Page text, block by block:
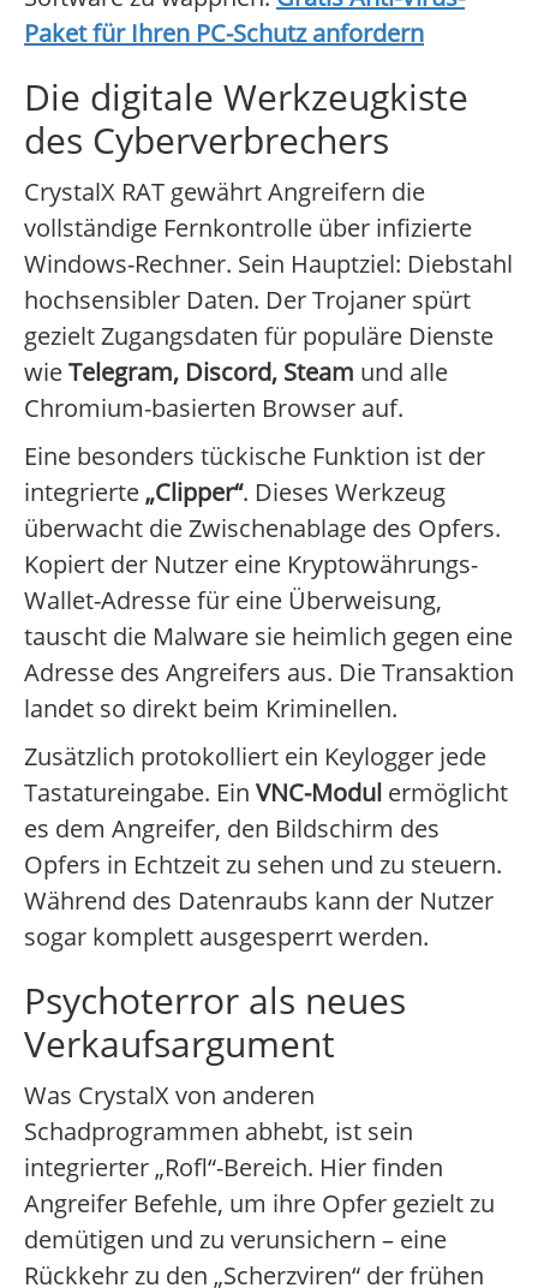
Paket für Ihren PC-Schutz anfordern
Die digitale Werkzeugkiste
des Cyberverbrechers
CrystalX RAT gewährt Angreifern die
vollständige Fernkontrolle über infizierte
Windows-Rechner. Sein Hauptziel: Diebstahl
hochsensibler Daten. Der Trojaner spürt
gezielt Zugangsdaten für populäre Dienste
wieTelegram, Discord, Steam und alle
Chromium-basierten Browser auf.
Eine besonders tückische Funktion ist der
integrierte „Clipper“. Dieses Werkzeug
überwacht die Zwischenablage des Opfers.
Kopiert der Nutzer eine Kryptowährungs-
Wallet-Adresse für eine Überweisung,
tauscht die Malware sie heimlich gegen eine
Adresse des Angreifers aus. Die Transaktion
landet so direkt beim Kriminellen.
Zusätzlich protokolliert ein Keylogger jede
Tastatureingabe. Ein VNC-Modul ermöglicht
es dem Angreifer, den Bildschirm des
Opfers in Echtzeit zu sehen und zu steuern.
Während des Datenraubs kann der Nutzer
sogar komplett ausgesperrt werden.
Psychoterror als neues
Verkaufsargument
Was CrystalX von anderen
Schadprogrammen abhebt, ist sein
integrierter „Rofl“-Bereich. Hier finden
Angreifer Befehle, um ihre Opfer gezielt zu
demütigen und zu verunsichern – eine
Rückkehr zu den „Scherzviren“ der frühen